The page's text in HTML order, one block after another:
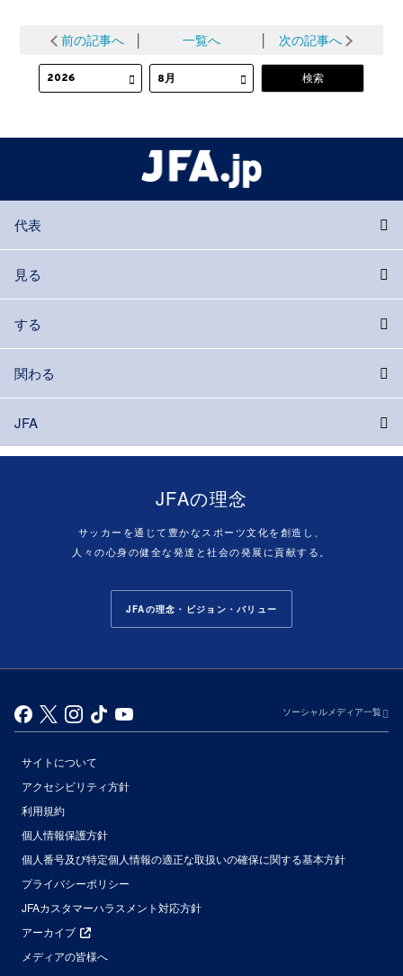
前の記事へ 一覧へ 次の記事へ
代表
見る
する
関わる
JFA
JFAの理念
サッカーを通じて豊かなスポーツ文化を創造し、
人々の心身の健全な発達と社会の発展に貢献する。
JFAの理念・ビジョン・バリュー
ソーシャルメディア一覧
サイトについて
アクセシビリティ方針
利用規約
個人情報保護方針
個人番号及び特定個人情報の適正な取扱いの確保に関する基本方針
プライバシーポリシー
JFAカスタマーハラスメント対応方針
アーカイブ
メディアの皆様へ